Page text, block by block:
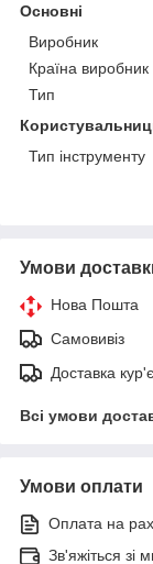
Основні
Виробник
Країна виробник
Тип
Тип інструменту
Умови
Нова Пошта
Самовивіз
Доставка
Всі умови
Умови оплати
Оплата на
Зв'яжіться зі